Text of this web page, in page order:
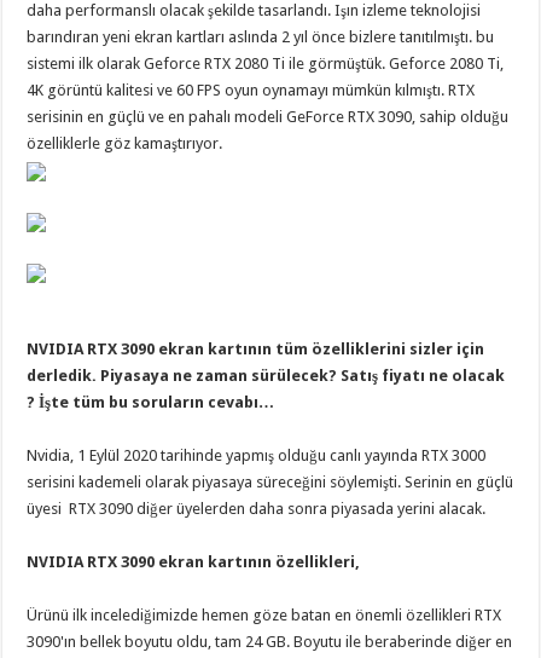
daha performanslı olacak şekilde tasarlandı. Işın izleme teknolojisi
barındıran yeni ekran kartları aslında 2 yıl önce bizlere tanıtılmıştı. bu
sistemi ilk olarak Geforce RTX 2080 Ti ile görmüştük. Geforce 2080 Ti,
4K görüntü kalitesi ve 60 FPS oyun oynamayı mümkün kılmıştı. RTX
serisinin en güçlü ve en pahalı modeli GeForce RTX 3090, sahip olduğu
özelliklerle göz kamaştırıyor.
NVIDIA RTX 3090 ekran kartının tüm özelliklerini sizler için
derledik. Piyasaya ne zaman sürülecek? Satış fiyatı ne olacak
? İşte tüm bu soruların cevabı…
Nvidia, 1 Eylül 2020 tarihinde yapmış olduğu canlı yayında RTX 3000
serisini kademeli olarak piyasaya süreceğini söylemişti. Serinin en güçlü
üyesi RTX 3090 diğer üyelerden daha sonra piyasada yerini alacak.
NVIDIA RTX 3090 ekran kartının özellikleri,
Ürünü ilk incelediğimizde hemen göze batan en önemli özellikleri RTX
3090'ın bellek boyutu oldu, tam 24 GB. Boyutu ile beraberinde diğer en